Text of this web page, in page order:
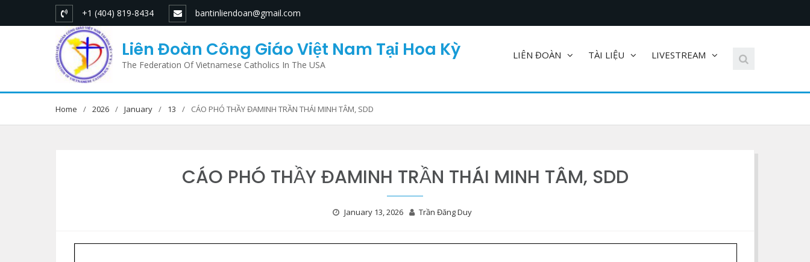
+1 (404) 819-8434 bantinliendoan@gmail.com
Liên Đoàn Công Giáo Việt Nam Tại Hoa Kỳ
The Federation Of Vietnamese Catholics In The USA
LIÊN ĐOÀN TÀI LIỆU LIVESTREAM
Home 2026 January 13 CÁO PHÓ THẦY ĐAMINH TRẦN THÁI MINH TÂM, SDD
CÁO PHÓ THẦY ĐAMINH TRẦN THÁI MINH TÂM, SDD
January 13, 2026 Trần Đăng Duy